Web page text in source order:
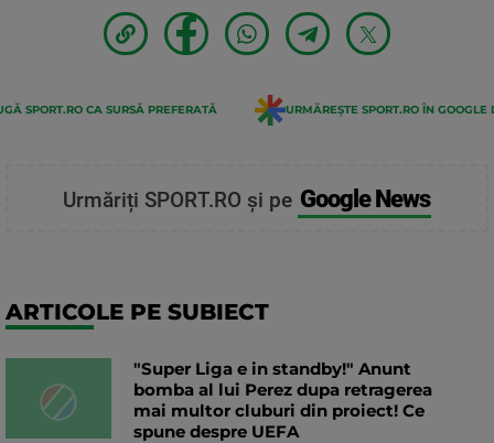
SPORT.RO CA SURSĂ PREFERATĂ URMĂREȘTE SPORT.RO ÎN GOOGLE
Urmăriți SPORT.RO și pe Google News
ARTICOLE PE SUBIECT
"Super Liga e in standby!" Anunt
bomba al lui Perez dupa retragerea
mai multor cluburi din proiect! Ce
spune despre UEFA